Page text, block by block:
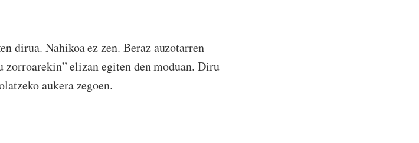
dirua. Nahikoa ez zen. Beraz auzotarren
elizan egiten den moduan. Diru
aukera zegoen.